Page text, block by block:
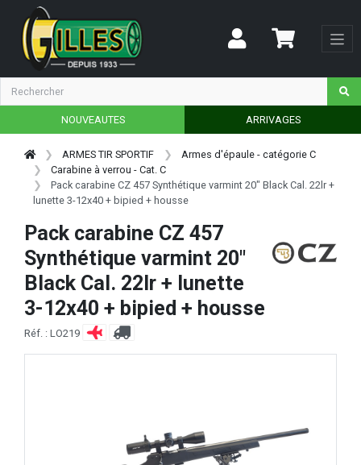
NOUVEAUTES ARRIVAGES
ARMES TIR SPORTIF
Armes d'épaule - catégorie C
Carabine à verrou - Cat. C
Pack carabine CZ 457 Synthétique varmint 20" Black Cal. 22lr +
lunette 3-12x40 + bipied + housse
Pack carabine CZ 457
Synthétique varmint 20"
Black Cal. 22lr + lunette
3-12x40 + bipied + housse
Réf. : LO219